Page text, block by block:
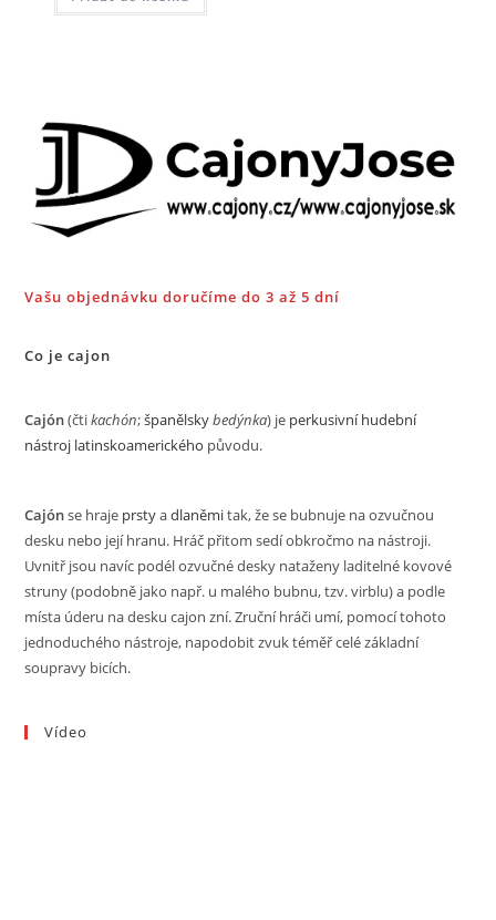
Vašu objednávku doručíme do 3 až 5 dní
Co je cajon
Cajón(čtikachón;španělskybedýnka) je perkusivníhudební
nástroj latinskoamerického původu.
Cajónse hraje prstyadlaněmitak, že se bubnuje na ozvučnou
desku nebo její hranu. Hráč přitom sedí obkročmo na nástroji.
Uvnitř jsou navíc podél ozvučné desky nataženy laditelné kovové
struny (podobně jako např. u malého bubnu, tzv. virblu) a podle
místa úderu na desku cajon zní. Zruční hráči umí, pomocí tohoto
jednoduchého nástroje, napodobit zvuk téměř celé základní
soupravy bicích.
Vídeo